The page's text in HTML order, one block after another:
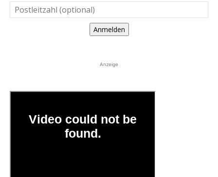
Anmelden
Anzeige